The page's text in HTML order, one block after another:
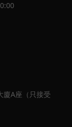
廈A座（只接受